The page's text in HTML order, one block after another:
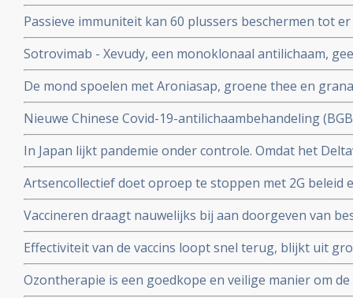
ziekte en meer ziekenhuisopnames en overlijdingen
studie.
Passieve immuniteit kan 60 plussers beschermen tot
viroloog Jaap Goudsmid
Sotrovimab - Xevudy, een monoklonaal antilichaam,
bij patienten die reeds besmet zijn. EMA gaat snel
gebruik in Europa.
De mond spoelen met Aroniasap, groene thee en
het coronavirus - Covid-19 virus en geeft 80 tot 97
doorgeven van virus.
Nieuwe Chinese Covid-19-antilichaambehandeling
Covid-19 - coronavirus is veelbelovend en
Chinese coronapatienten
In Japan lijkt pandemie onder controle. Omdat het
gemuteerd of omdat er veel ivermectine wordt
Artsencollectief doet oproep te stoppen met 2G beleid
de druk op de zorg te verminderen
Vaccineren draagt nauwelijks bij aan doorgeven van
vaccineren lijkt juist doorgeven van besmettingen en
stimuleren. Bewijst groot internationaal onderzoek in
Effectiviteit van de vaccins loopt snel terug, blijkt uit
onder 800.000 veteranen.
Ozontherapie is een goedkope en veilige manier om